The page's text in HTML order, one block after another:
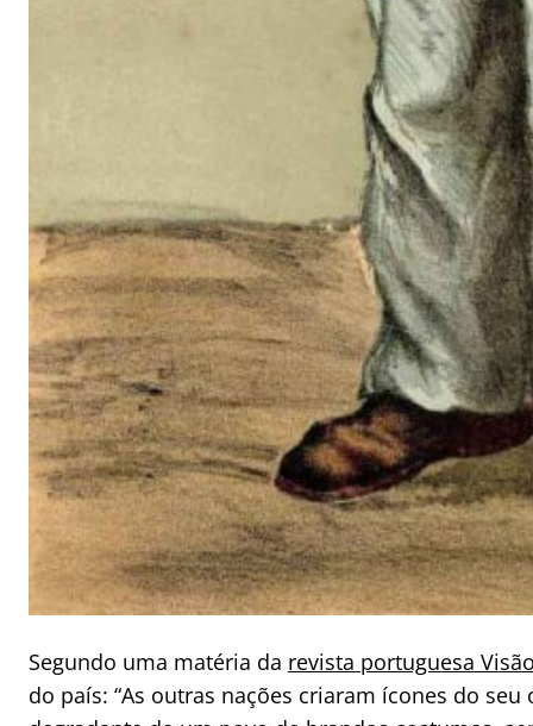
Segundo uma matéria da revista portuguesa
do país: “As outras nações criaram ícones do